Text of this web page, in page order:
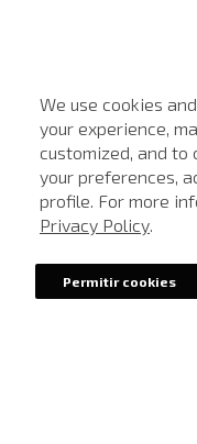
We use cookies
your experience,
customized, and
your preferences,
profile. For more
Privacy Policy.
Permitir cookies